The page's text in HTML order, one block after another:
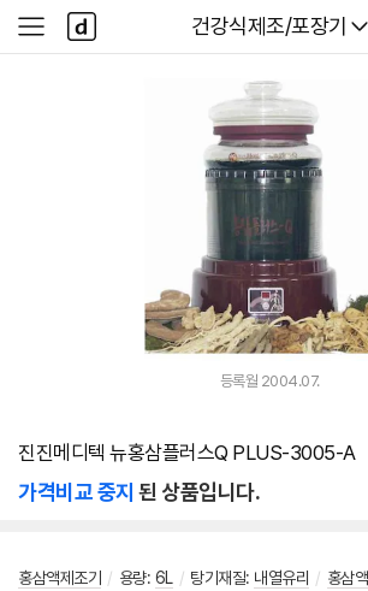
다나와
건강식제조/포장기
사
이
다
나
와
등록월 2004.07.
진진메디텍 뉴홍삼플러스Q PLUS-3005-A
가격비교 중지 된 상품입니다.
홍삼액제조기 / 용량: 6L / 탕기재질: 내열유리 / 홍삼